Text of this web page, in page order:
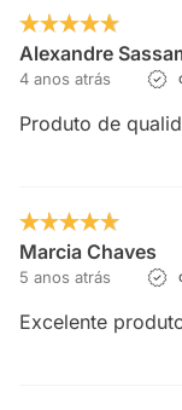
Alexandre
4 anos atrás
Produto de
Marcia Chaves
5 anos atrás
Excelente